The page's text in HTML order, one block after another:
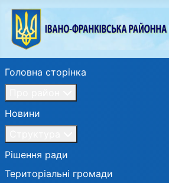
Головна сторінка
Новини
Рішення ради
Територіальні громади